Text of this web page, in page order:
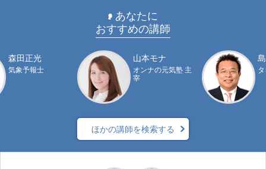
あなたに
おすすめの講師
森田正光
気象予報士
山本モナ
オンナの元気塾 主
宰
ほかの講師を検索する